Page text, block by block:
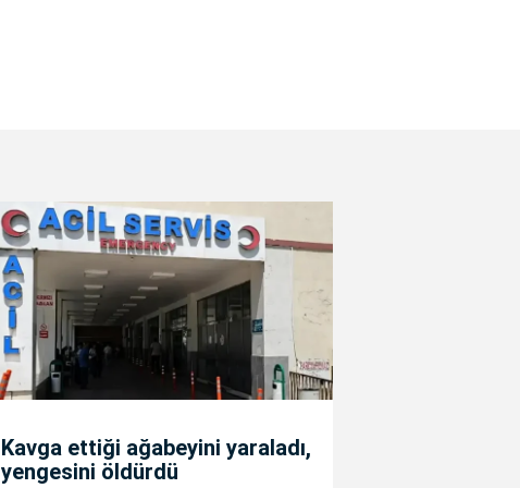
Kavga ettiği ağabeyini yaraladı,
yengesini öldürdü